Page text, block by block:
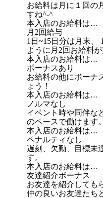
お給料は月に１回の
すね^-^
本入店のお給料は…
月2回給与
1日~15日分は月末、
ように月2回お給料が
本入店のお給料は…
ボーナスあり
お給料の他にボーナ
ょう！
本入店のお給料は…
ノルマなし
イベント時や同伴な
のペースで働けます。
本入店のお給料は…
ペナルティなし
遅刻、欠勤、目標未
す。
本入店のお給料は…
友達紹介ボーナス
お友達を紹介しても
仲の良いお友達たち